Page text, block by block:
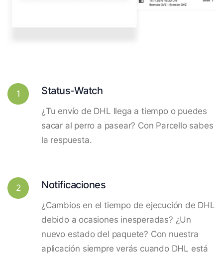
1 Status-Watch
¿Tu envío de DHL llega a tiempo o puedes
sacar al perro a pasear? Con Parcello sabes
la respuesta.
2 Notificaciones
¿Cambios en el tiempo de ejecución de DHL
debido a ocasiones inesperadas? ¿Un
nuevo estado del paquete? Con nuestra
aplicación siempre verás cuando DHL está